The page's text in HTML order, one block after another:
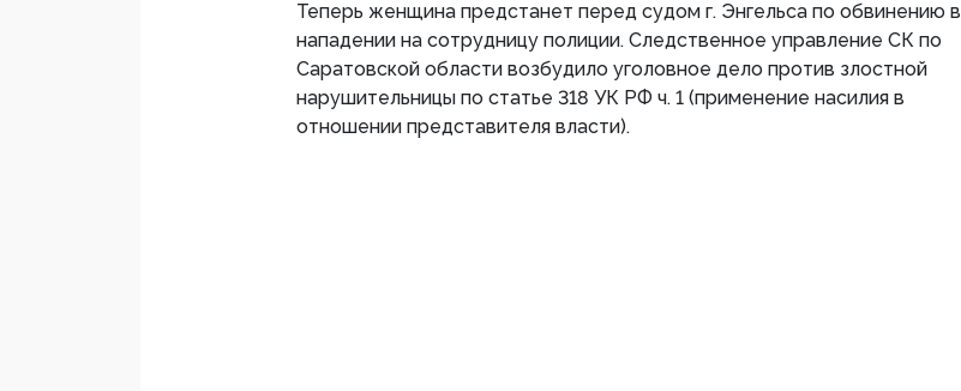
Теперь женщина предстанет перед судом г. Энгельса по обвинению в
нападении на сотрудницу полиции. Следственное управление СК по
Саратовской области возбудило уголовное дело против злостной
нарушительницы по статье 318 УК РФ ч. 1 (применение насилия в
отношении представителя власти).